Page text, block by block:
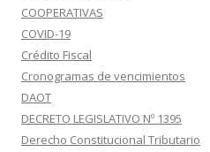
COOPERATIVAS
COVID-19
Crédito Fiscal
Cronogramas de vencimientos
DAOT
DECRETO LEGISLATIVO Nº 1395
Derecho Constitucional Tributario